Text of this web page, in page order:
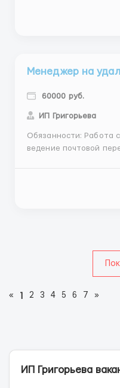
письменная речь,
Менеджер на
60000 руб.
ИП Григорьева
Обязанности: Работа
ведение почтовой
офисных программ,
« 2 3 4 5 6 7 »
ИП Григорьева